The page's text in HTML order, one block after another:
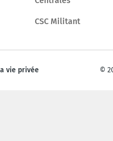
CSC Militant
vie privée ©